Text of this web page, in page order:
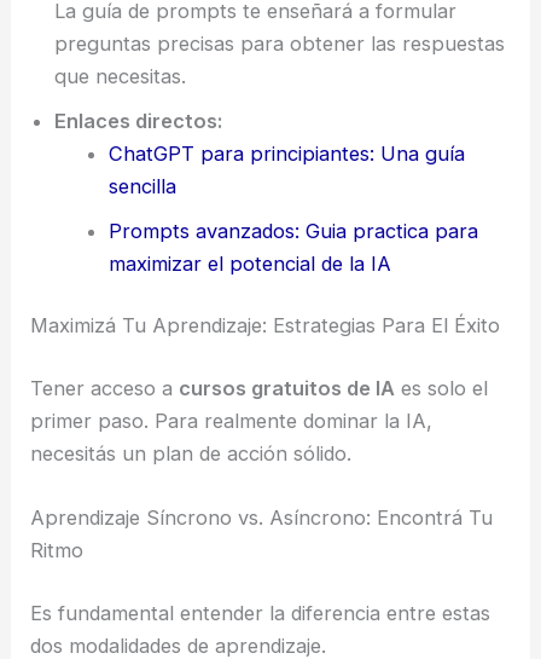
La guía de prompts te enseñará a formular
preguntas precisas para obtener las respuestas
que necesitas.
Enlaces directos:
ChatGPT para principiantes: Una guía
sencilla
Prompts avanzados: Guia practica para
maximizar el potencial de la IA
Maximizá Tu Aprendizaje: Estrategias Para El Éxito
Tener acceso a cursos gratuitos de IA es solo el
primer paso. Para realmente dominar la IA,
necesitás un plan de acción sólido.
Aprendizaje Síncrono vs. Asíncrono: Encontrá Tu
Ritmo
Es fundamental entender la diferencia entre estas
dos modalidades de aprendizaje.